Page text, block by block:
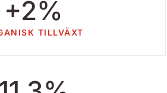
+2%
TILLVÄXT